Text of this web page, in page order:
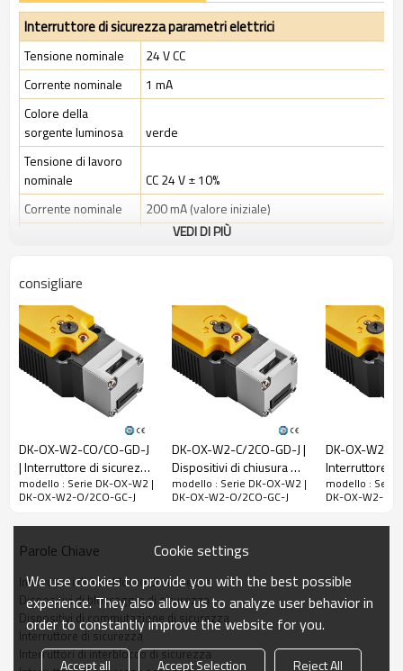
Interruttore di sicurezza parametri elettrici
Tensione nominale
24 V CC
Corrente nominale
1 mA
Colore della
sorgente luminosa
verde
Tensione di lavoro
nominale
CC 24 V ± 10%
Corrente nominale
200 mA (valore iniziale)
4,8 W
isolamento nominale
(Ui)
300 V
Tensione nominale
di tenuta ad impulso
(Uimp)
2,5 kV
Corrente termica
nominale a vuoto
Corrente di
cortocircuito limitata
nominale
1000A
Tensione di lavoro
nominale (Ue)
240 V
Corrente operativa
nominale (Ie)
3A 2,3 A
VEDI DI PIÙ
consigliare
DK-OX-W2-CO/CO-GD-J
| Interruttore di sicurezza
| DADISICK
modello : Serie DK-OX-W2 |
DK-OX-W2-O/2CO-GC-J
DK-OX-W2-C/2CO-GD-J |
Dispositivi di chiusura di
sicurezza | DADISICK
modello : Serie DK-OX-W2 |
DK-OX-W2-O/2CO-GC-J
DK-OX-W2-C/
Interruttore
per porta |
modello : Serie
DK-OX-W2-O/
Parole Chiave
Interruttori di interblocco di sicurezza
Dispositivi di bloccaggio di sicurezza
Dispositivi di commutazione di sicurezza
Interruttore di sicurezza
Interruttori di interblocco di sicurezza
Cookie settings
We use cookies to provide you with the best possible
experience. They also allow us to analyze user behavior in
order to constantly improve the website for you.
Accept all Accept Selection Reject All